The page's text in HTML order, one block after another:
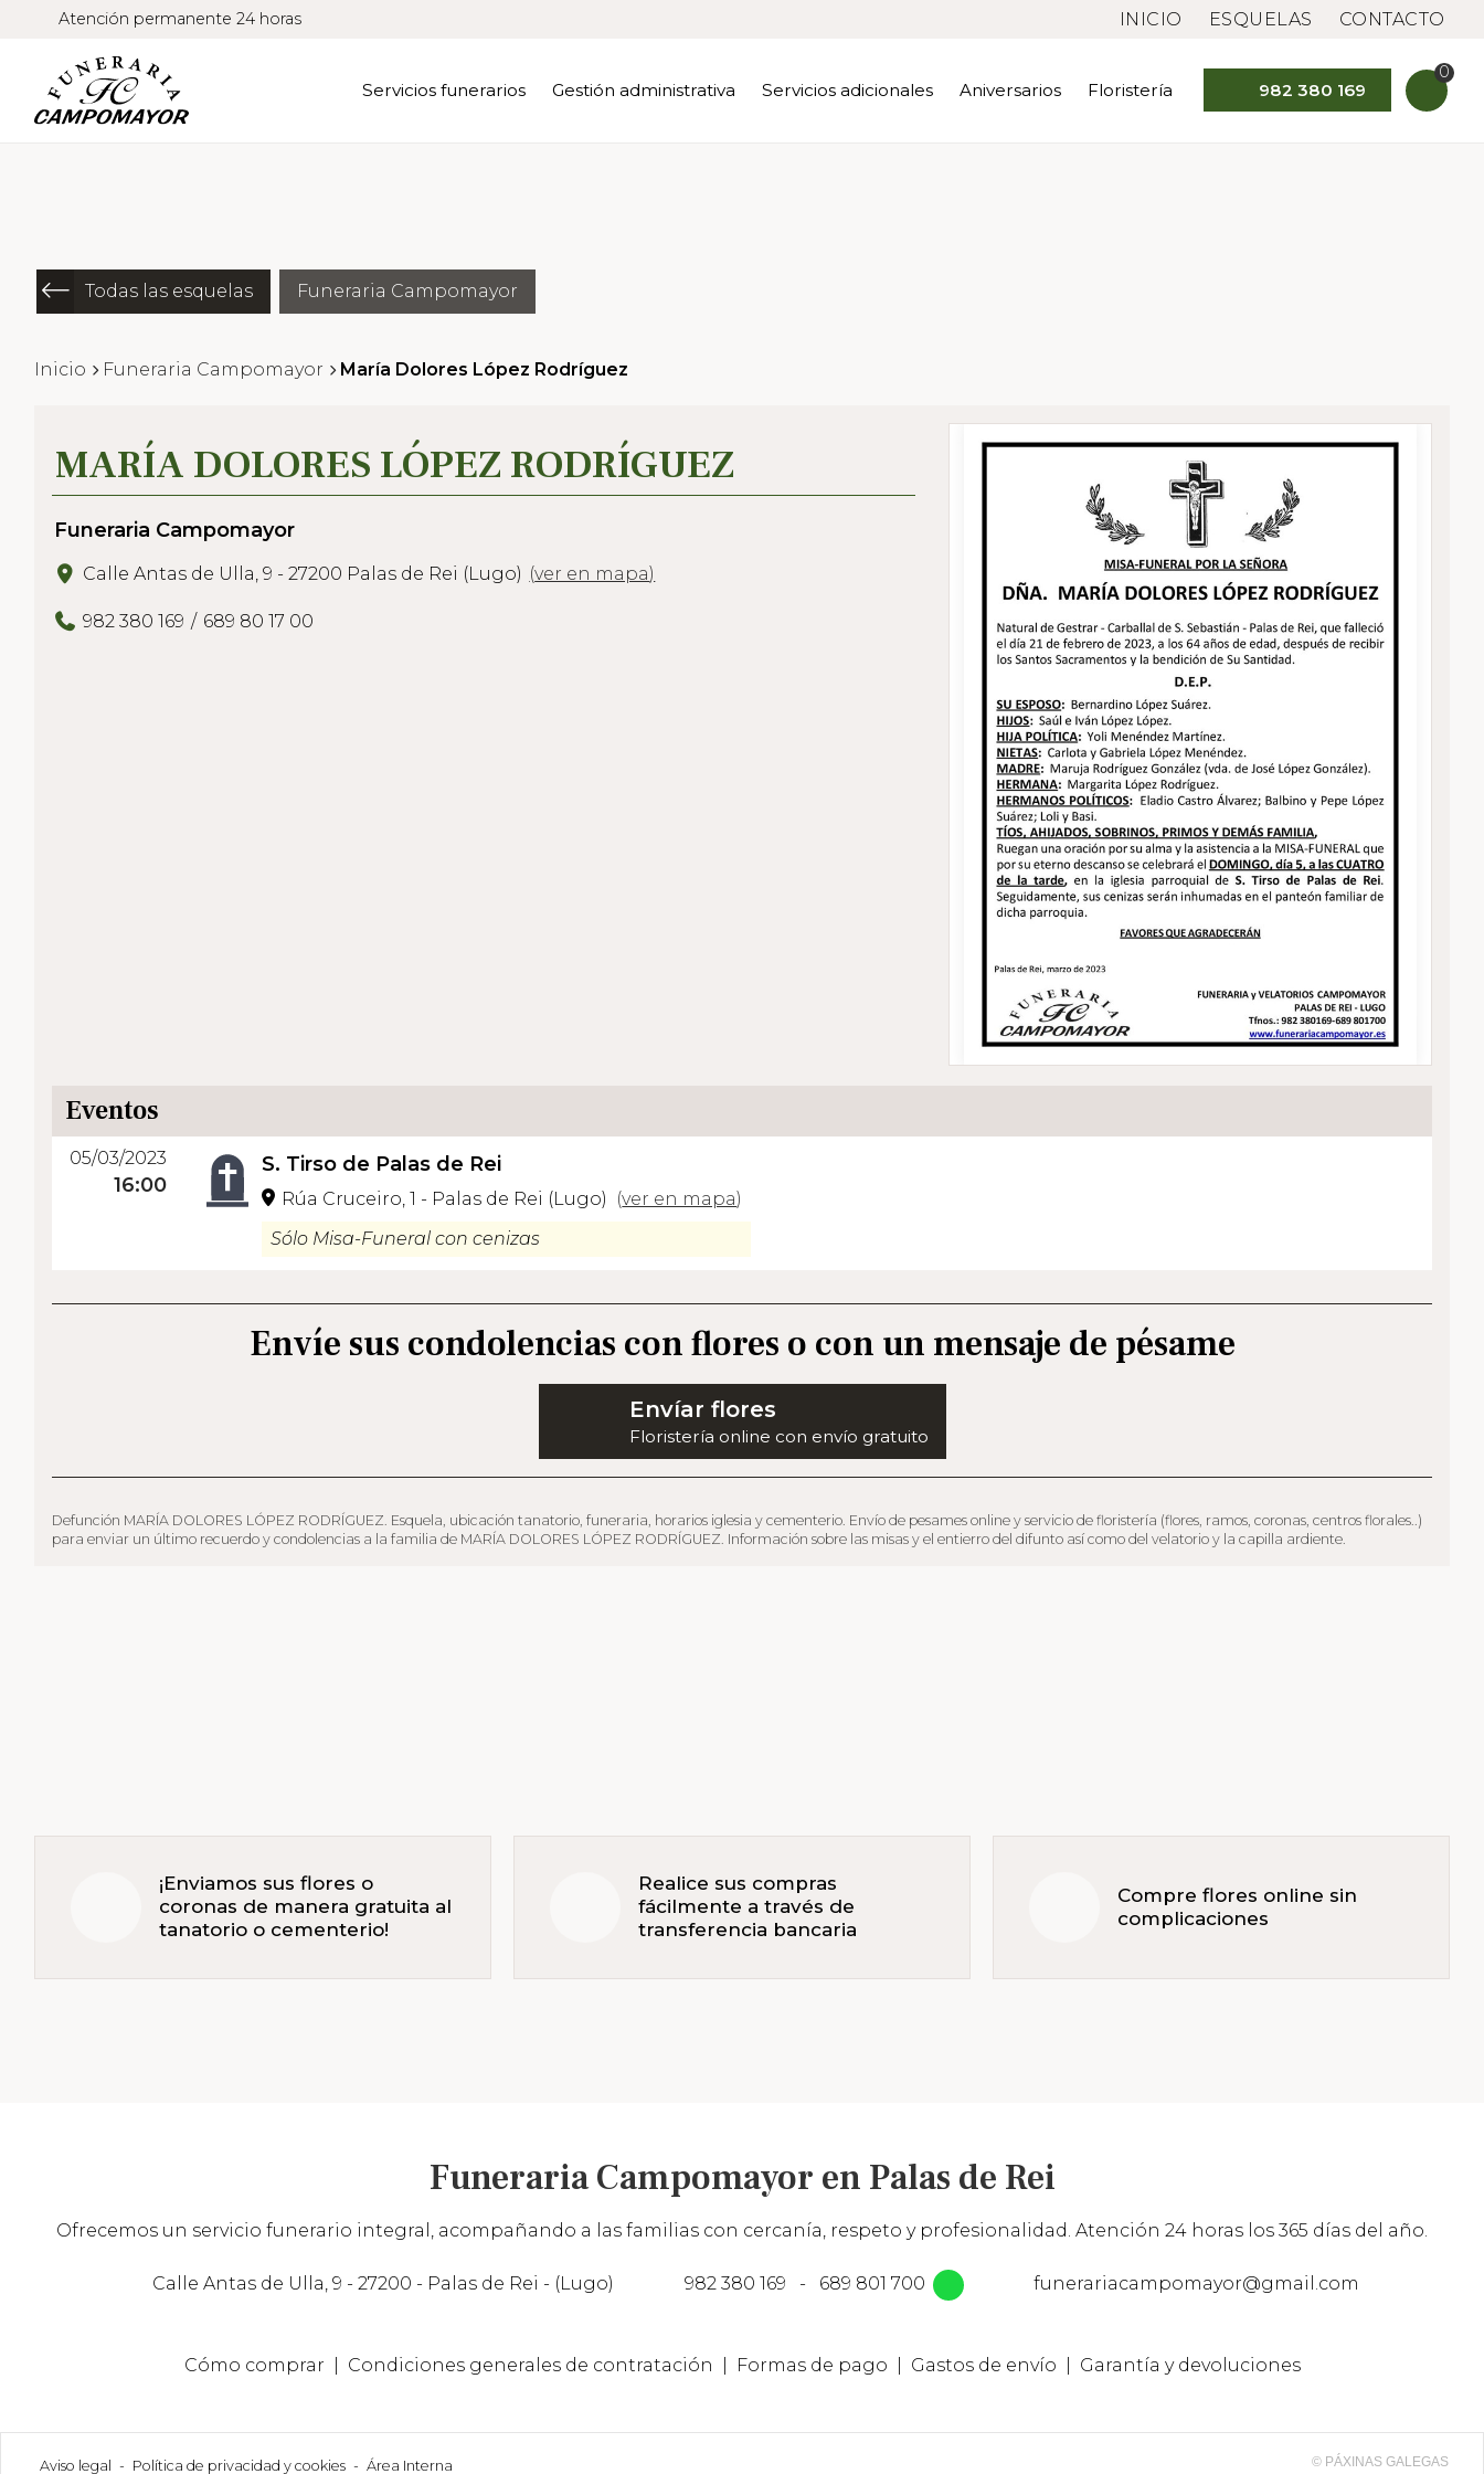
Atención permanente 24 horas INICIO ESQUELAS CONTACTO
Servicios funerarios Gestión administrativa Servicios adicionales Aniversarios Floristería 982 380 169
0
Todas las esquelas Funeraria Campomayor
Inicio Funeraria Campomayor María Dolores López Rodríguez
MARÍA DOLORES LÓPEZ RODRÍGUEZ
Funeraria Campomayor
Calle Antas de Ulla, 9 - 27200 Palas de Rei (Lugo) (ver en mapa)
982 380 169 689 80 17 00
Eventos
05/03/2023
16:00
S. Tirso de Palas de Rei
Rúa Cruceiro, 1 - Palas de Rei (Lugo) (ver en mapa)
Sólo Misa-Funeral con cenizas
Envíe sus condolencias con flores o con un mensaje de pésame
Envíar flores
Floristería online con envío gratuito
Defunción MARÍA DOLORES LÓPEZ RODRÍGUEZ. Esquela, ubicación tanatorio, funeraria, horarios iglesia y cementerio. Envío de pesames online y servicio de floristería (flores, ramos, coronas, centros florales..)
para enviar un último recuerdo y condolencias a la familia de MARÍA DOLORES LÓPEZ RODRÍGUEZ. Información sobre las misas y el entierro del difunto así como del velatorio y la capilla ardiente.
¡Enviamos sus flores o
coronas de manera gratuita al
tanatorio o cementerio!
Realice sus compras
fácilmente a través de
transferencia bancaria
Compre flores online sin
complicaciones
Funeraria Campomayor en Palas de Rei
Ofrecemos un servicio funerario integral, acompañando a las familias con cercanía, respeto y profesionalidad. Atención 24 horas los 365 días del año.
Calle Antas de Ulla, 9 - 27200 - Palas de Rei - (Lugo) 982 380 169 - 689 801 700 funerariacampomayor@gmail.com
Cómo comprar Condiciones generales de contratación Formas de pago Gastos de envío Garantía y devoluciones
Aviso legal - Política de privacidad y cookies - Área Interna © PÁXINAS GALEGAS